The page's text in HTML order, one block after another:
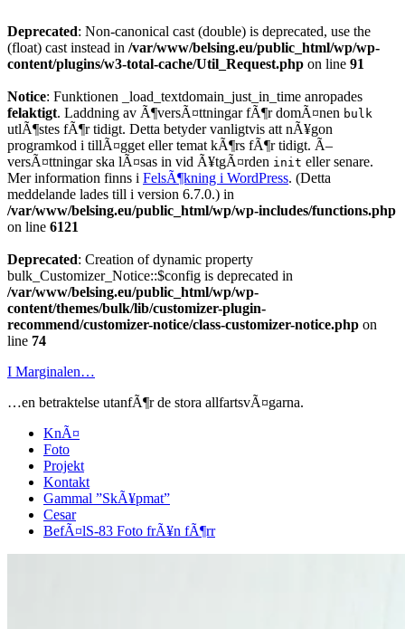
Deprecated: Non-canonical cast (double) is deprecated, use the
(float) cast instead in /var/www/belsing.eu/public_html/wp/wp-
content/plugins/w3-total-cache/Util_Request.php on line 91
Notice: Funktionen _load_textdomain_just_in_time anropades
felaktigt. Laddning av Ã¶versÃ¤ttningar fÃ¶r domÃ¤nen bulk
utlÃ¶stes fÃ¶r tidigt. Detta betyder vanligtvis att nÃ¥gon
programkod i tillÃ¤gget eller temat kÃ¶rs fÃ¶r tidigt. Ã–
versÃ¤ttningar ska lÃ¤sas in vid Ã¥tgÃ¤rden init eller senare.
Mer information finns i FelsÃ¶kning i WordPress. (Detta
meddelande lades till i version 6.7.0.) in
/var/www/belsing.eu/public_html/wp/wp-includes/functions.php
on line 6121
Deprecated: Creation of dynamic property
bulk_Customizer_Notice::$config is deprecated in
/var/www/belsing.eu/public_html/wp/wp-
content/themes/bulk/lib/customizer-plugin-
recommend/customizer-notice/class-customizer-notice.php on
line 74
I Marginalen…
…en betraktelse utanfÃ¶r de stora allfartsvÃ¤garna.
KnÃ¤
Foto
Projekt
Kontakt
Gammal ”SkÃ¥pmat”
Cesar
BefÃ¤lS-83 Foto frÃ¥n fÃ¶rr